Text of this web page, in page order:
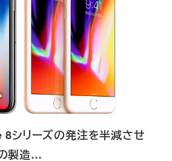
シリーズの発注を半減させ
製造…